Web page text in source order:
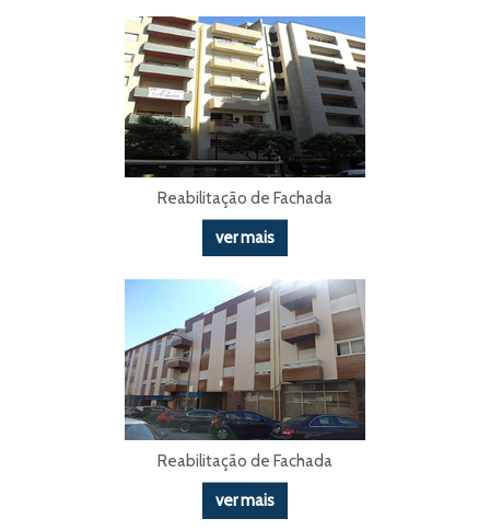
Reabilitação de Fachada
ver mais
Reabilitação de Fachada
ver mais